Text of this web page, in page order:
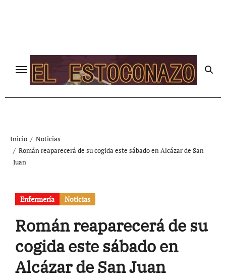
Inicio
Noticias
Román reaparecerá de su cogida este sábado en Alcázar de San
Juan
Enfermería Noticias
Román reaparecerá de su
cogida este sábado en
Alcázar de San Juan